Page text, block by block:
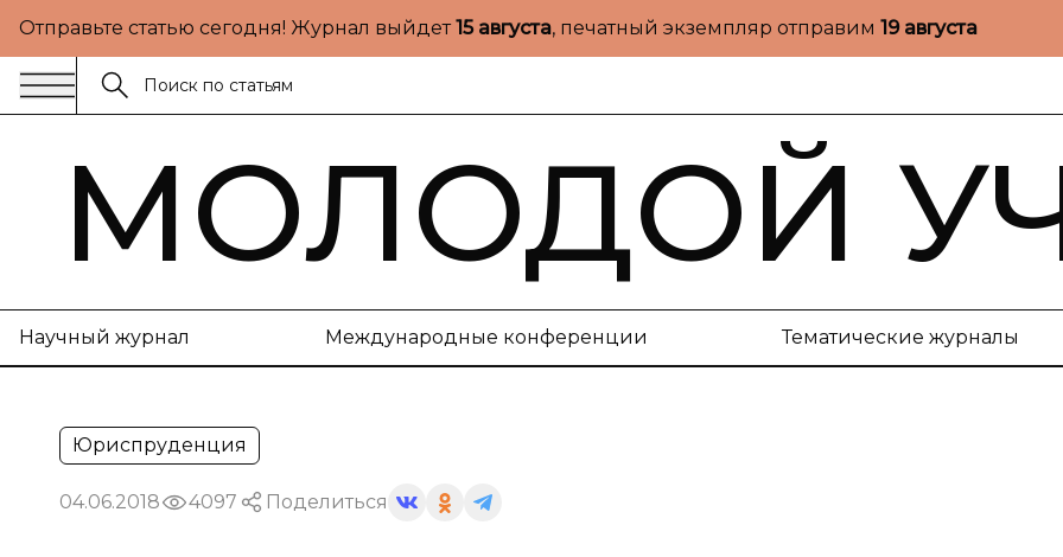
Отправьте статью сегодня! Журнал выйдет15 августа, печатный экземпляр отправим 19 августа
МОЛОДОЙ
Научный журнал Международные конференции Тематические журналы
Юриспруденция
04.06.2018 4097 Поделиться